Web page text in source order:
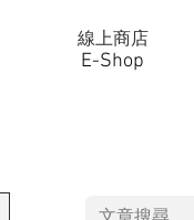
線上商店
E-Shop